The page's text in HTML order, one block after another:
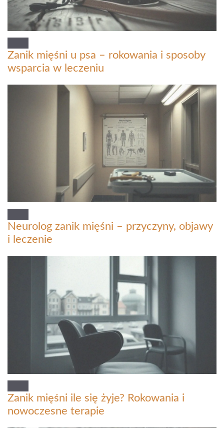
Zanik mięśni u psa – rokowania i sposoby
wsparcia w leczeniu
Neurolog zanik mięśni – przyczyny, objawy
i leczenie
Zanik mięśni ile się żyje? Rokowania i
nowoczesne terapie